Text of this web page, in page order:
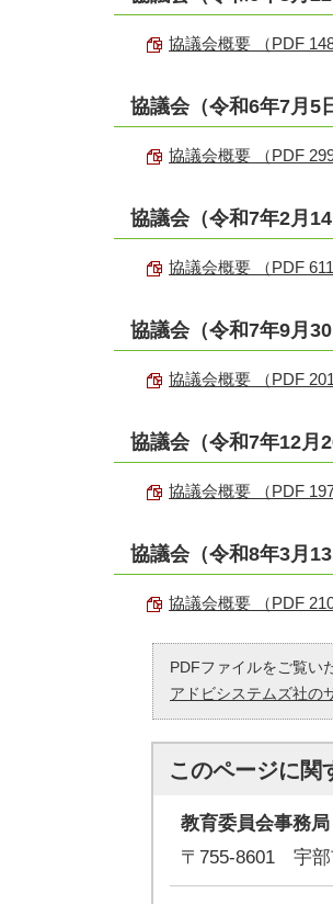
協議会概要 （PDF
協議会（令和6年7月5
協議会概要 （PDF
協議会（令和7年2月14
協議会概要 （PDF
協議会（令和7年9月30
協議会概要 （PDF
協議会（令和7年12月
協議会概要 （PDF
協議会（令和8年3月13
協議会概要 （PDF
PDFファイルをご覧い
アドビシステムズ社の
このページに関
教育委員会事務
〒755-8601 宇部